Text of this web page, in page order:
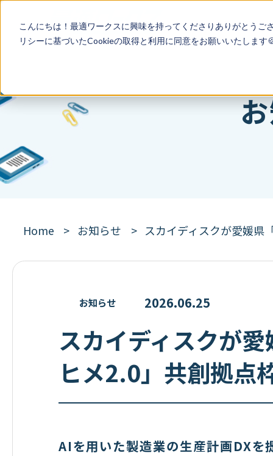
こんにちは！最適ワークスに興味を持ってくださりありがとう
リシーに基づいたCookieの取得と利用に同意をお願いいたします
Home お知らせ スカイディスクが愛媛県
お知らせ 2026.06.25
スカイディスクが
ヒメ2.0」共創拠点
AIを用いた製造業の生産計画DXを